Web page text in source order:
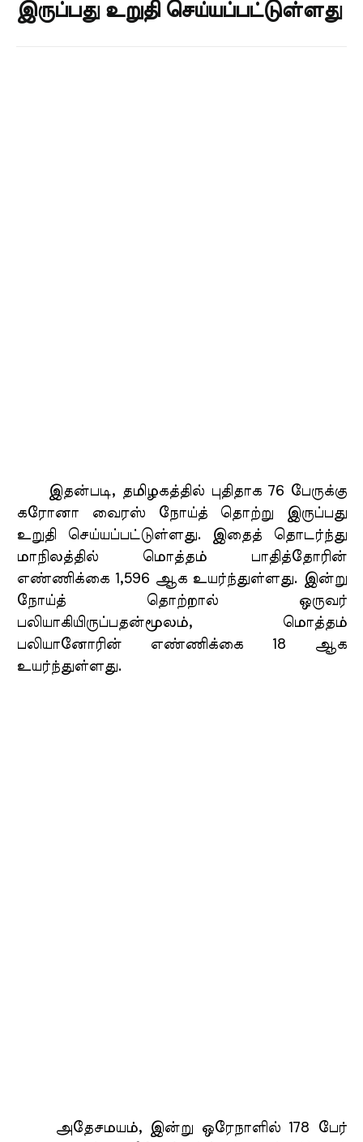
இருப்பது உறுதி செய்யப்பட்டுள்ளது
இதன்படி, தமிழகத்தில் புதிதாக 76 பேருக்கு
கரோனா வைரஸ் நோய்த் தொற்று இருப்பது
உறுதி செய்யப்பட்டுள்ளது. இதைத் தொடர்ந்து
மாநிலத்தில் மொத்தம் பாதித்தோரின்
எண்ணிக்கை 1,596 ஆக உயர்ந்துள்ளது. இன்று
நோய்த் தொற்றால் ஒருவர்
பலியாகியிருப்பதன்மூலம், மொத்தம்
பலியானோரின் எண்ணிக்கை 18 ஆக
உயர்ந்துள்ளது.
அதேசமயம், இன்று ஒரேநாளில் 178 பேர்